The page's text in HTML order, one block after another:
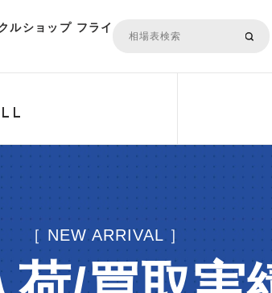
ルショップ フライ
［ NEW ARRIVAL ］